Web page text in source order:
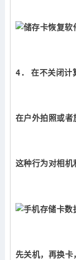
4. 在不关闭计
在户外拍照或
这种行为对相
先关机，再换卡